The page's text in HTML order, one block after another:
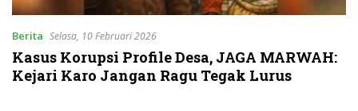
Berita Selasa, 10 Februari 2026
Kasus Korupsi Profile Desa, JAGA MARWAH:
Kejari Karo Jangan Ragu Tegak Lurus